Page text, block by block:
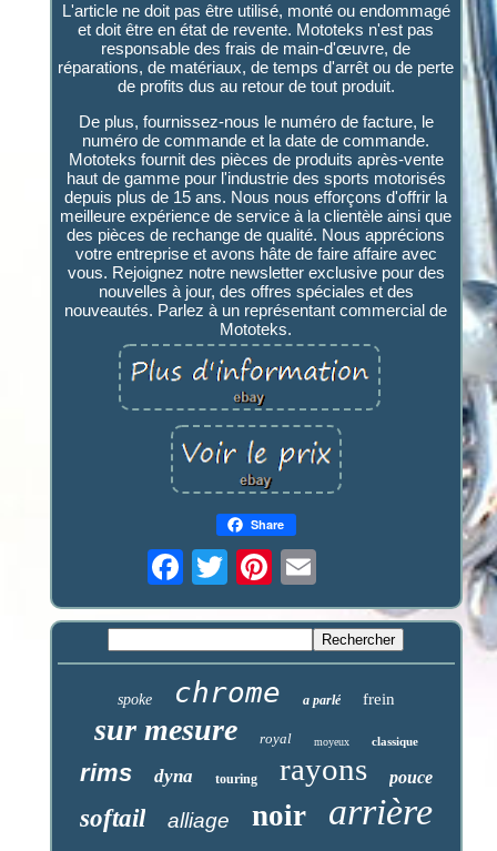
L'article ne doit pas être utilisé, monté ou endommagé
et doit être en état de revente. Mototeks n'est pas
responsable des frais de main-d'œuvre, de
réparations, de matériaux, de temps d'arrêt ou de perte
de profits dus au retour de tout produit.
De plus, fournissez-nous le numéro de facture, le
numéro de commande et la date de commande.
Mototeks fournit des pièces de produits après-vente
haut de gamme pour l'industrie des sports motorisés
depuis plus de 15 ans. Nous nous efforçons d'offrir la
meilleure expérience de service à la clientèle ainsi que
des pièces de rechange de qualité. Nous apprécions
votre entreprise et avons hâte de faire affaire avec
vous. Rejoignez notre newsletter exclusive pour des
nouvelles à jour, des offres spéciales et des
nouveautés. Parlez à un représentant commercial de
Mototeks.
Share
spoke chrome a parlé frein
sur mesure royal moyeux classique
rims dyna touring rayons pouce
softail alliage noir arrière